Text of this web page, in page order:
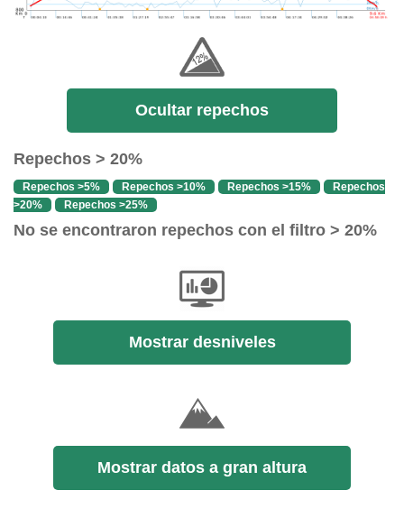
Ocultar repechos
Repechos > 20%
Repechos >5% Repechos >10% Repechos >15%
Repechos
>20%
Repechos >25%
No se encontraron repechos con el filtro > 20%
Mostrar desniveles
Mostrar datos a gran altura